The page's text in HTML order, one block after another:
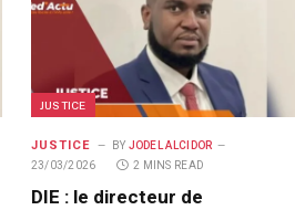
JUSTICE
JUSTICE BY JODEL ALCIDOR
23/03/2026
2 MINS READ
DIE : le directeur de